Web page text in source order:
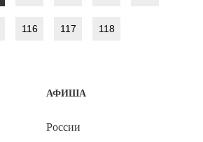
116 117 118
АФИША
России